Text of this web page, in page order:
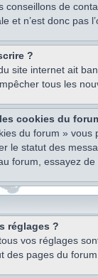
conseillons de
et n’est donc pas
?
site internet ait
tous les
cookies du
du forum »
le statut des
forum, essayez de
réglages ?
vos réglages
des pages du